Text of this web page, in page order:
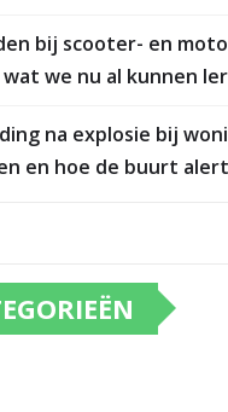
bij scooter- en
wat we nu al kunnen
na explosie bij
en hoe de buurt